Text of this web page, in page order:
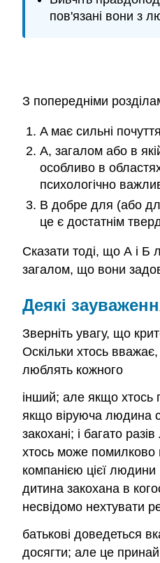
пов'язані вони з
З попередніми
A має сильні
A, загалом або в
особливо в
психологічно
B добре для (або
це є достатнім
Сказати тоді, що А і Б
загалом, що вони
Деякі
Зверніть увагу, що
Оскільки хтось
люблять кожного
інший; але якщо хтось
якщо віруюча людина
закохані; і багато
хтось може помилково
компанією цієї
дитина закохана в
несвідомо нехтувати
батькові доведеться
досягти; але це